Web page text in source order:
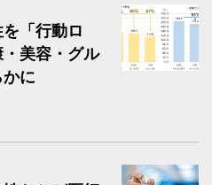
「行動ロ
美容・グル
に